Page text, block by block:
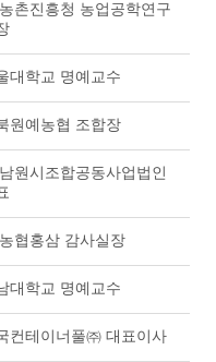
촌진흥청 농업공학연구
대학교 명예교수
원예농협 조합장
원시조합공동사업법인
협홍삼 감사실장
대학교 명예교수
컨테이너풀㈜ 대표이사